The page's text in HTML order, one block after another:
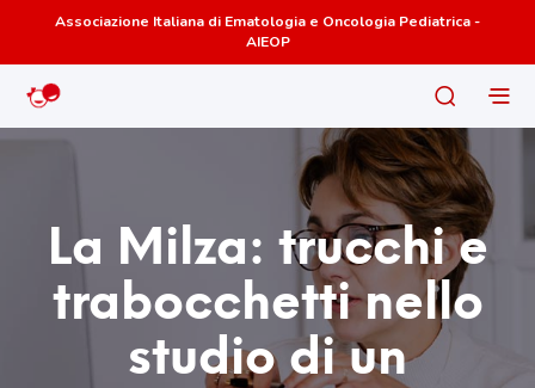
Associazione Italiana di Ematologia e Oncologia Pediatrica -
AIEOP
La Milza: trucchi e
trabocchetti nello
studio di un